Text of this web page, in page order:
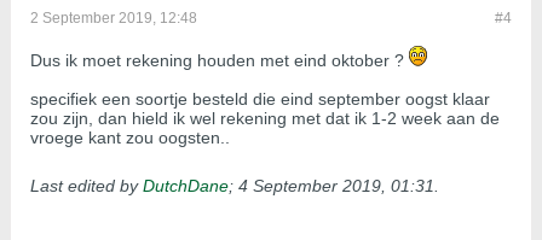
#4
2 September 2019, 12:48
Dus ik moet rekening houden met eind oktober ?
specifiek een soortje besteld die eind september oogst klaar
zou zijn, dan hield ik wel rekening met dat ik 1-2 week aan de
vroege kant zou oogsten..
Last edited byDutchDane; 4 September 2019, 01:31